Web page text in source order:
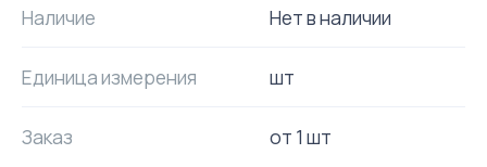
Наличие Нет в наличии
Единица измерения шт
Заказ от 1 шт